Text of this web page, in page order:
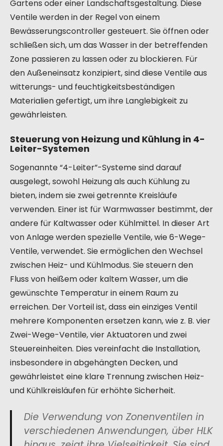
Gartens oder einer Landschaftsgestaltung. Diese
Ventile werden in der Regel von einem
Bewässerungscontroller gesteuert. Sie öffnen oder
schließen sich, um das Wasser in der betreffenden
Zone passieren zu lassen oder zu blockieren. Für
den Außeneinsatz konzipiert, sind diese Ventile aus
witterungs- und feuchtigkeitsbeständigen
Materialien gefertigt, um ihre Langlebigkeit zu
gewährleisten.
Steuerung von Heizung und Kühlung in 4-
Leiter-Systemen
Sogenannte “4-Leiter”-Systeme sind darauf
ausgelegt, sowohl Heizung als auch Kühlung zu
bieten, indem sie zwei getrennte Kreisläufe
verwenden. Einer ist für Warmwasser bestimmt, der
andere für Kaltwasser oder Kühlmittel. In dieser Art
von Anlage werden spezielle Ventile, wie 6-Wege-
Ventile, verwendet. Sie ermöglichen den Wechsel
zwischen Heiz- und Kühlmodus. Sie steuern den
Fluss von heißem oder kaltem Wasser, um die
gewünschte Temperatur in einem Raum zu
erreichen. Der Vorteil ist, dass ein einziges Ventil
mehrere Komponenten ersetzen kann, wie z. B. vier
Zwei-Wege-Ventile, vier Aktuatoren und zwei
Steuereinheiten. Dies vereinfacht die Installation,
insbesondere in abgehängten Decken, und
gewährleistet eine klare Trennung zwischen Heiz-
und Kühlkreisläufen für erhöhte Sicherheit.
Die Verwendung von Zonenventilen in
verschiedenen Anwendungen, über HLK